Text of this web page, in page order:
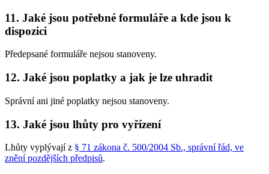
11. Jaké jsou potřebné formuláře a kde jsou k
dispozici
Předepsané formuláře nejsou stanoveny.
12. Jaké jsou poplatky a jak je lze uhradit
Správní ani jiné poplatky nejsou stanoveny.
13. Jaké jsou lhůty pro vyřízení
Lhůty vyplývají z § 71 zákona č. 500/2004 Sb., správní řád, ve
znění pozdějších předpisů.